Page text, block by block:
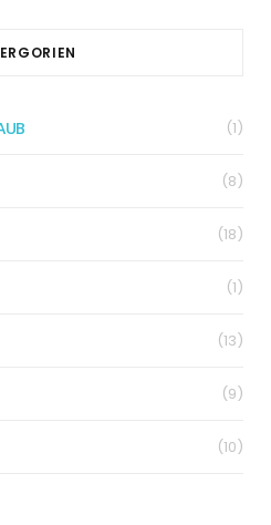
(1)
(8)
(18)
(1)
(13)
(9)
(10)